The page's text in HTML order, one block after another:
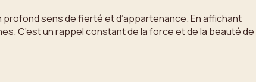
profond sens de fierté et d’appartenance. En affichant
C’est un rappel constant de la force et de la beauté de